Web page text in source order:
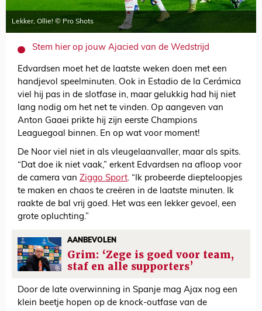
Lekker, Ollie! © Pro Shots
Stem hier op jouw Ajacied van de Wedstrijd
Edvardsen moet het de laatste weken doen met een
handjevol speelminuten. Ook in Estadio de la Cerámica
viel hij pas in de slotfase in, maar gelukkig had hij niet
lang nodig om het net te vinden. Op aangeven van
Anton Gaaei prikte hij zijn eerste Champions
Leaguegoal binnen. En op wat voor moment!
De Noor viel niet in als vleugelaanvaller, maar als spits.
“Dat doe ik niet vaak,” erkent Edvardsen na afloop voor
de camera van Ziggo Sport. “Ik probeerde diepteloopjes
te maken en chaos te creëren in de laatste minuten. Ik
raakte de bal vrij goed. Het was een lekker gevoel, een
grote opluchting.”
AANBEVOLEN
Grim: ‘Zege is goed voor team,
staf en alle supporters’
Door de late overwinning in Spanje mag Ajax nog een
klein beetje hopen op de knock-outfase van de